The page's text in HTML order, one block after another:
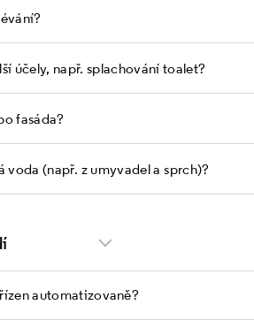
účely, např. splachování toalet?
fasáda?
voda (např. z umyvadel a sprch)?
automatizovaně?